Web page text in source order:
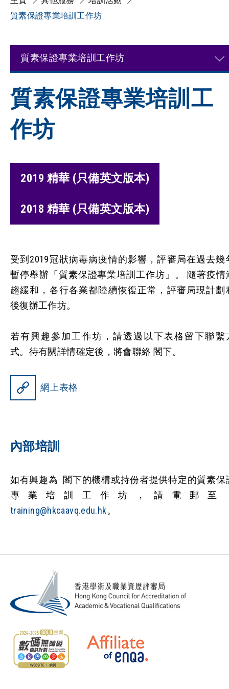
質素保證專業培訓工作坊
質素保證專業培訓工作坊
質素保證專業培訓工
作坊
2019 精華 (只備英文版本)
2018 精華 (只備英文版本)
受到2019冠狀病毒病疫情的影響，評審局在過去幾
暫停舉辦「質素保證專業培訓工作坊」。 隨著疫情
趨緩和，各行各業都陸續恢復正常，評審局現計劃
後復辦工作坊。
若有興趣參加工作坊，請透過以下表格留下聯繫
式。待有關詳情確定後，將會聯絡 閣下。
網上表格
內部培訓
如有興趣為 閣下的機構或持份者提供特定的質素保
專業培訓工作坊，請電郵至
training@hkcaavq.edu.hk。